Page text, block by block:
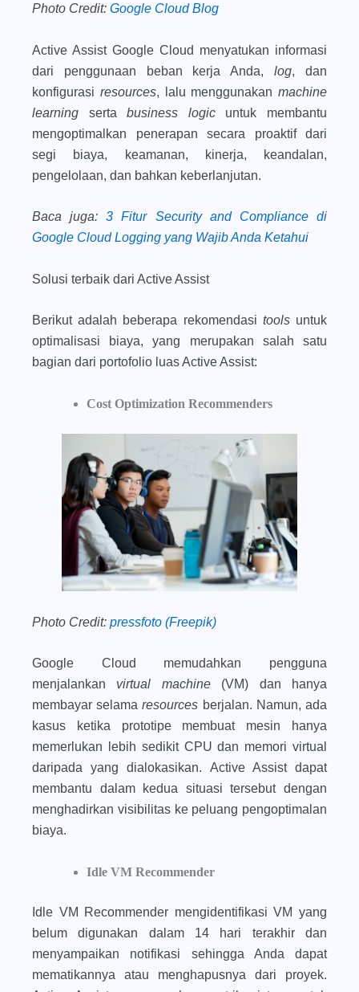
Photo Credit: Google Cloud Blog
Active Assist Google Cloud menyatukan informasi
dari penggunaan beban kerja Anda,log, dan
konfigurasi resources, lalu menggunakan machine
learning sertabusiness logicuntuk membantu
mengoptimalkan penerapan secara proaktif dari
segi biaya, keamanan, kinerja, keandalan,
pengelolaan, dan bahkan keberlanjutan.
Baca juga:
3 Fitur Security and Compliance di
Google Cloud Logging yang Wajib Anda Ketahui
Solusi terbaik dari Active Assist
Berikut adalah beberapa rekomendasi tools untuk
optimalisasi biaya, yang merupakan salah satu
bagian dari portofolio luas Active Assist:
Cost Optimization Recommenders
Photo Credit: pressfoto (Freepik)
Google Cloud memudahkan pengguna
menjalankan virtual machine(VM) dan hanya
membayar selamaresources berjalan. Namun, ada
kasus ketika prototipe membuat mesin hanya
memerlukan lebih sedikit CPU dan memori virtual
daripada yang dialokasikan. Active Assist dapat
membantu dalam kedua situasi tersebut dengan
menghadirkan visibilitas ke peluang pengoptimalan
biaya.
Idle VM Recommender
Idle VM Recommender mengidentifikasi VM yang
belum digunakan dalam 14 hari terakhir dan
menyampaikan notifikasi sehingga Anda dapat
mematikannya atau menghapusnya dari proyek.